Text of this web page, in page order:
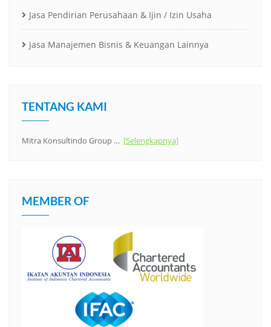
Jasa Pendirian Perusahaan & Ijin / Izin Usaha
Jasa Manajemen Bisnis & Keuangan Lainnya
TENTANG KAMI
Mitra Konsultindo Group … [Selengkapnya]
MEMBER OF